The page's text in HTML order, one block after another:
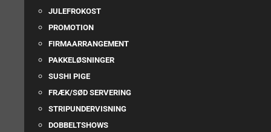
JULEFROKOST
PROMOTION
FIRMAARRANGEMENT
PAKKELØSNINGER
SUSHI PIGE
FRÆK/SØD SERVERING
STRIPUNDERVISNING
DOBBELTSHOWS